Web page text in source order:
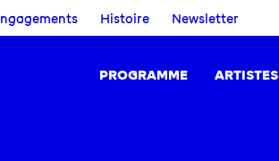
Histoire Newsletter
PROGRAMME ARTISTES